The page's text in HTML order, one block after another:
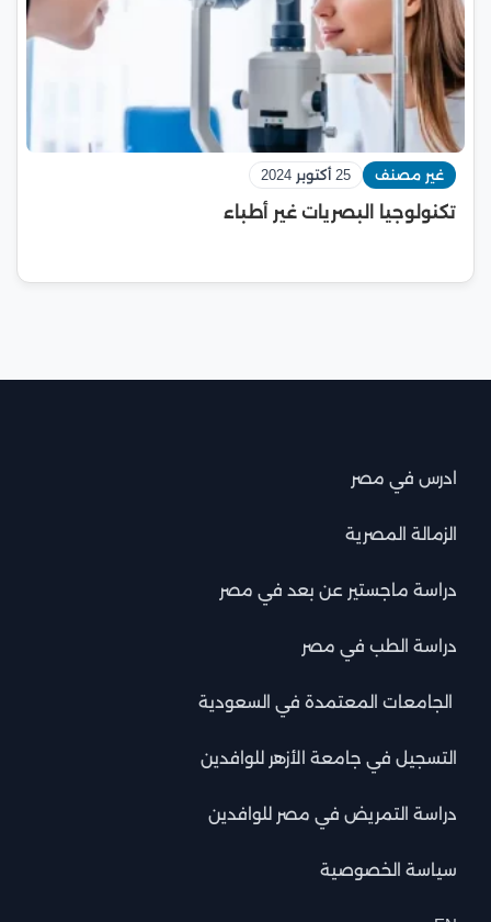
غير مصنف 25 أكتوبر 2024
تكنولوجيا البصريات غير أطباء
ادرس في مصر
الزمالة المصرية
دراسة ماجستير عن بعد في مصر
دراسة الطب في مصر
الجامعات المعتمدة في السعودية
التسجيل في جامعة الأزهر للوافدين
دراسة التمريض في مصر للوافدين
سياسة الخصوصية